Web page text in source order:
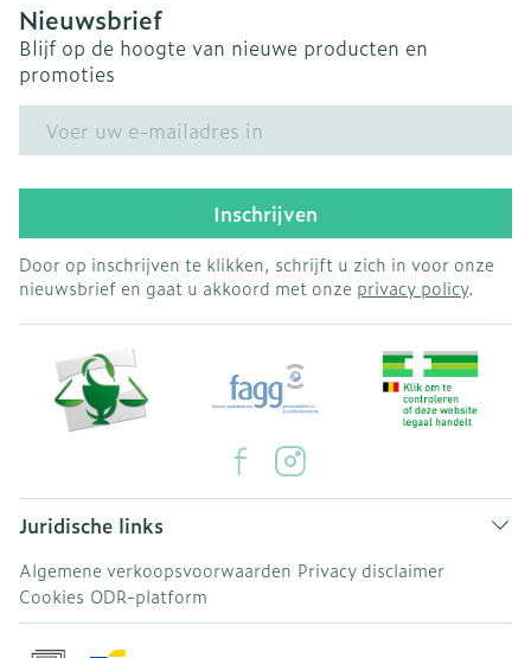
Nieuwsbrief
Blijf op de hoogte van nieuwe producten en
promoties
Inschrijven
Door op inschrijven te klikken, schrijft u zich in voor onze
nieuwsbrief en gaat u akkoord met onze privacy policy.
Juridische links
Algemene verkoopsvoorwaarden Privacy disclaimer
Cookies ODR-platform